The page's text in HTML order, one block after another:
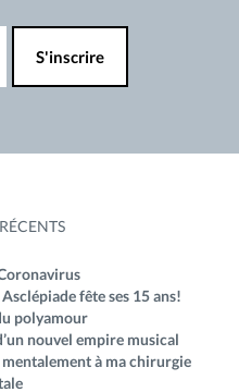
fête ses 15 ans!
polyamour
nouvel empire musical
à ma chirurgie